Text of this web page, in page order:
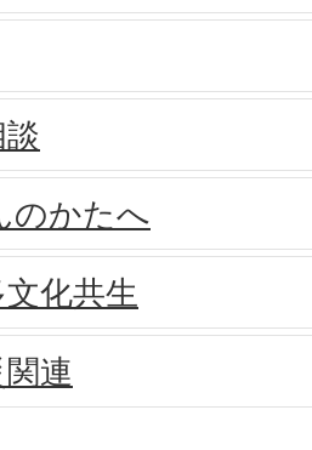
のかたへ
化共生
連